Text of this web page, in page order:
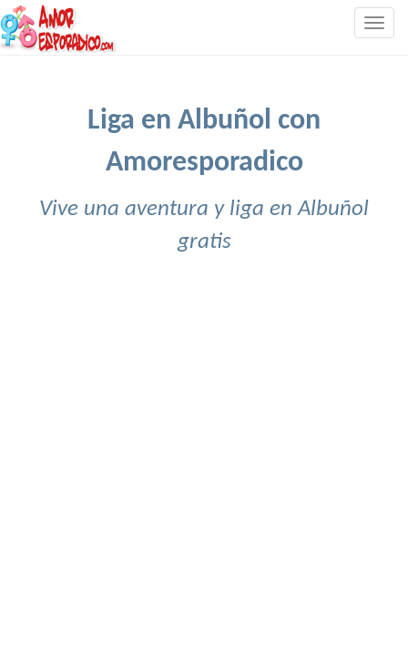
Liga en Albuñol con
Amoresporadico
Vive una aventura y liga en Albuñol
gratis